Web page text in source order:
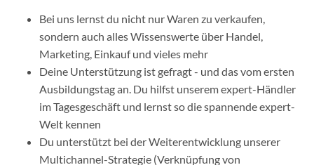
Bei uns lernst du nicht nur Waren zu verkaufen,
sondern auch alles Wissenswerte über Handel,
Marketing, Einkauf und vieles mehr
Deine Unterstützung ist gefragt - und das vom ersten
Ausbildungstag an. Du hilfst unserem expert-Händler
im Tagesgeschäft und lernst so die spannende expert-
Welt kennen
Du unterstützt bei der Weiterentwicklung unserer
Multichannel-Strategie (Verknüpfung von